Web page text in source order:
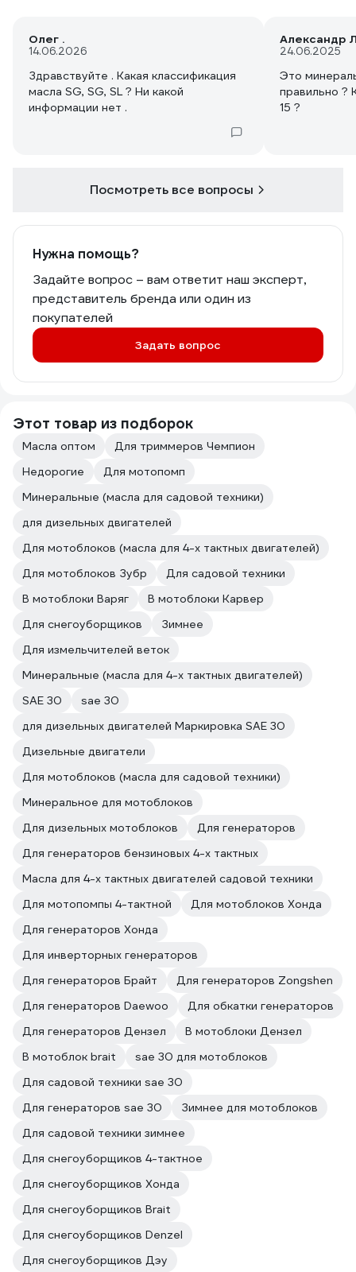
Олег .
14.06.2026
Здравствуйте . Какая классификация
масла SG, SG, SL ? Ни какой
информации нет .
Александр
24.06.2025
Это
правильно ?
15 ?
Посмотреть все вопросы
Нужна помощь?
Задайте вопрос – вам ответит наш эксперт,
представитель бренда или один из
покупателей
Задать вопрос
Этот товар из подборок
Масла оптом
Для триммеров Чемпион
Недорогие
Для мотопомп
Минеральные (масла для садовой техники)
для дизельных двигателей
Для мотоблоков (масла для 4-х тактных двигателей)
Для мотоблоков Зубр
Для садовой техники
В мотоблоки Варяг
В мотоблоки Карвер
Для снегоуборщиков
Зимнее
Для измельчителей веток
Минеральные (масла для 4-х тактных двигателей)
SAE 30
sae 30
для дизельных двигателей Маркировка SAE 30
Дизельные двигатели
Для мотоблоков (масла для садовой техники)
Минеральное для мотоблоков
Для дизельных мотоблоков
Для генераторов
Для генераторов бензиновых 4-х тактных
Масла для 4-х тактных двигателей садовой техники
Для мотопомпы 4-тактной
Для мотоблоков Хонда
Для генераторов Хонда
Для инверторных генераторов
Для генераторов Брайт
Для генераторов Zongshen
Для генераторов Daewoo
Для обкатки генераторов
Для генераторов Дензел
В мотоблоки Дензел
В мотоблок brait
sae 30 для мотоблоков
Для садовой техники sae 30
Для генераторов sae 30
Зимнее для мотоблоков
Для садовой техники зимнее
Для снегоуборщиков 4-тактное
Для снегоуборщиков Хонда
Для снегоуборщиков Brait
Для снегоуборщиков Denzel
Для снегоуборщиков Дэу